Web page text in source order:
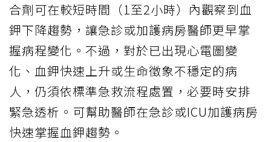
合劑可在較短時間（1至2小時）內觀察到血
鉀下降趨勢，讓急診或加護病房醫師更早掌
握病程變化。不過，對於已出現心電圖變
化、血鉀快速上升或生命徵象不穩定的病
人，仍須依標準急救流程處置，必要時安排
緊急透析。可幫助醫師在急診或ICU加護病房
快速掌握血鉀趨勢。